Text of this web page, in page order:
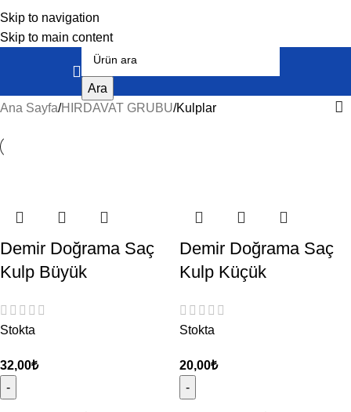
Skip to navigation
Skip to main content
Ara
Ana Sayfa HIRDAVAT GRUBU Kulplar
Demir Doğrama Saç
Kulp Büyük
Stokta
32,00₺
Demir Doğrama Saç
Kulp Küçük
Stokta
20,00₺